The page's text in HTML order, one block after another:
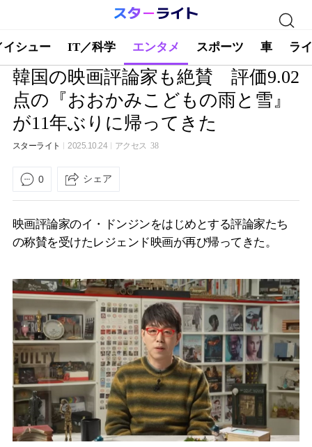
イシュー IT／科学 エンタメ スポーツ 車 ラ
韓国の映画評論家も絶賛 評価9.02
点の『おおかみこどもの雨と雪』
が11年ぶりに帰ってきた
スターライト 2025.10.24 アクセス 38
0 シェア
映画評論家のイ・ドンジンをはじめとする評論家たち
の称賛を受けたレジェンド映画が再び帰ってきた。